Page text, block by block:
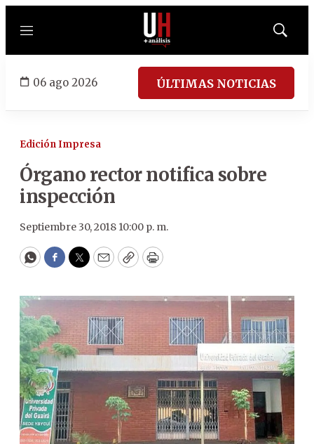
Menú
Mostrar
06 ago 2026 ÚLTIMAS NOTICIAS
Edición Impresa
Órgano rector notifica sobre
inspección
Septiembre 30, 2018 10:00 p. m.
WhatsApp
Facebook
Twitter
EmailCopyPrint